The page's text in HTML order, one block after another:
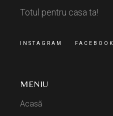
Totul pentru casa ta!
INSTAGRAM FACEBOOK
MENIU
Acasă